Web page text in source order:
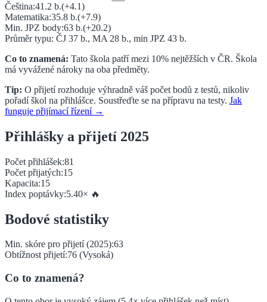
Čeština:41.2 b.(+4.1)
Matematika:35.8 b.(+7.9)
Min. JPZ body:63 b.(+20.2)
Průměr typu: ČJ 37 b., MA 28 b., min JPZ 43 b.
Co to znamená: Tato škola patří mezi 10% nejtěžších v ČR. Škola
má vyvážené nároky na oba předměty.
Tip: O přijetí rozhoduje výhradně váš počet bodů z testů, nikoliv
pořadí škol na přihlášce. Soustřeďte se na přípravu na testy. Jak
funguje přijímací řízení →
Přihlášky a přijetí 2025
Počet přihlášek:81
Počet přijatých:15
Kapacita:15
Index poptávky:5.40× 🔥
Bodové statistiky
Min. skóre pro přijetí (2025):63
Obtížnost přijetí:76 (Vysoká)
Co to znamená?